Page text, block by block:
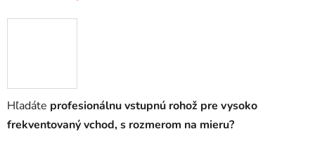
Hľadáte profesionálnu vstupnú rohož pre vysoko
frekventovaný vchod, s rozmerom na mieru?